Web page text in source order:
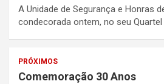
A Unidade de Segurança e Honras
condecorada ontem, no seu Quartel
PRÓXIMOS
Comemoração 30 Anos